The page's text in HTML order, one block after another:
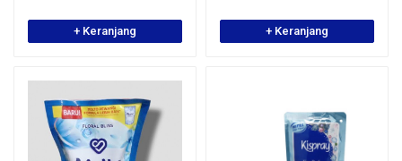
+ Keranjang + Keranjang